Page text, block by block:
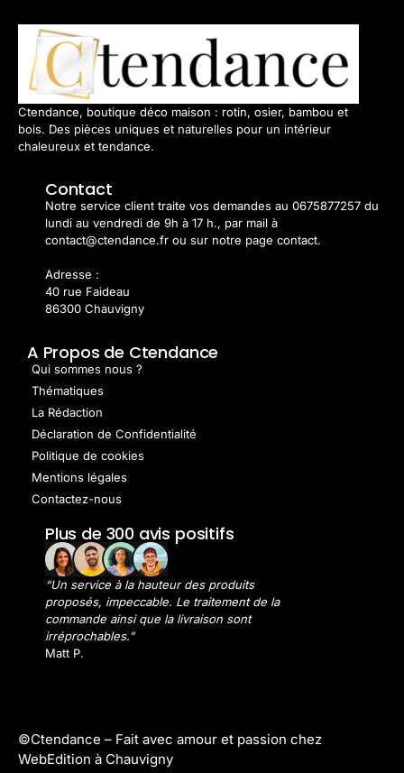
Ctendance, boutique déco maison : rotin, osier, bambou et
bois. Des pièces uniques et naturelles pour un intérieur
chaleureux et tendance.
Contact
Notre service client traite vos demandes au 0675877257 du
lundi au vendredi de 9h à 17 h., par mail à
contact@ctendance.fr ou sur notre page contact.
Adresse :
40 rue Faideau
86300 Chauvigny
A Propos de Ctendance
Qui sommes nous ?
Thématiques
La Rédaction
Déclaration de Confidentialité
Politique de cookies
Mentions légales
Contactez-nous
Plus de 300 avis positifs
“Un service à la hauteur des produits
proposés, impeccable. Le traitement de la
commande ainsi que la livraison sont
irréprochables.”
Matt P.
©Ctendance – Fait avec amour et passion chez
WebEdition à Chauvigny